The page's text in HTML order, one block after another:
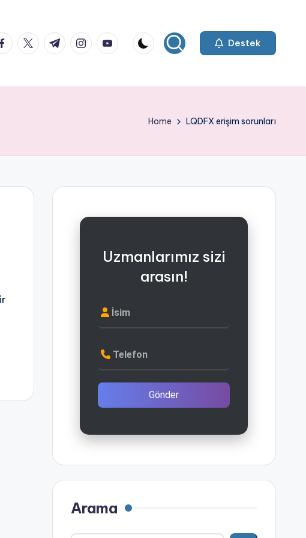
twitter.com
t.me instagram.com
youtube.com Destek
Home LQDFX erişim sorunları
Uzmanlarımız sizi
arasın!
İsim
Telefon
Gönder
Arama